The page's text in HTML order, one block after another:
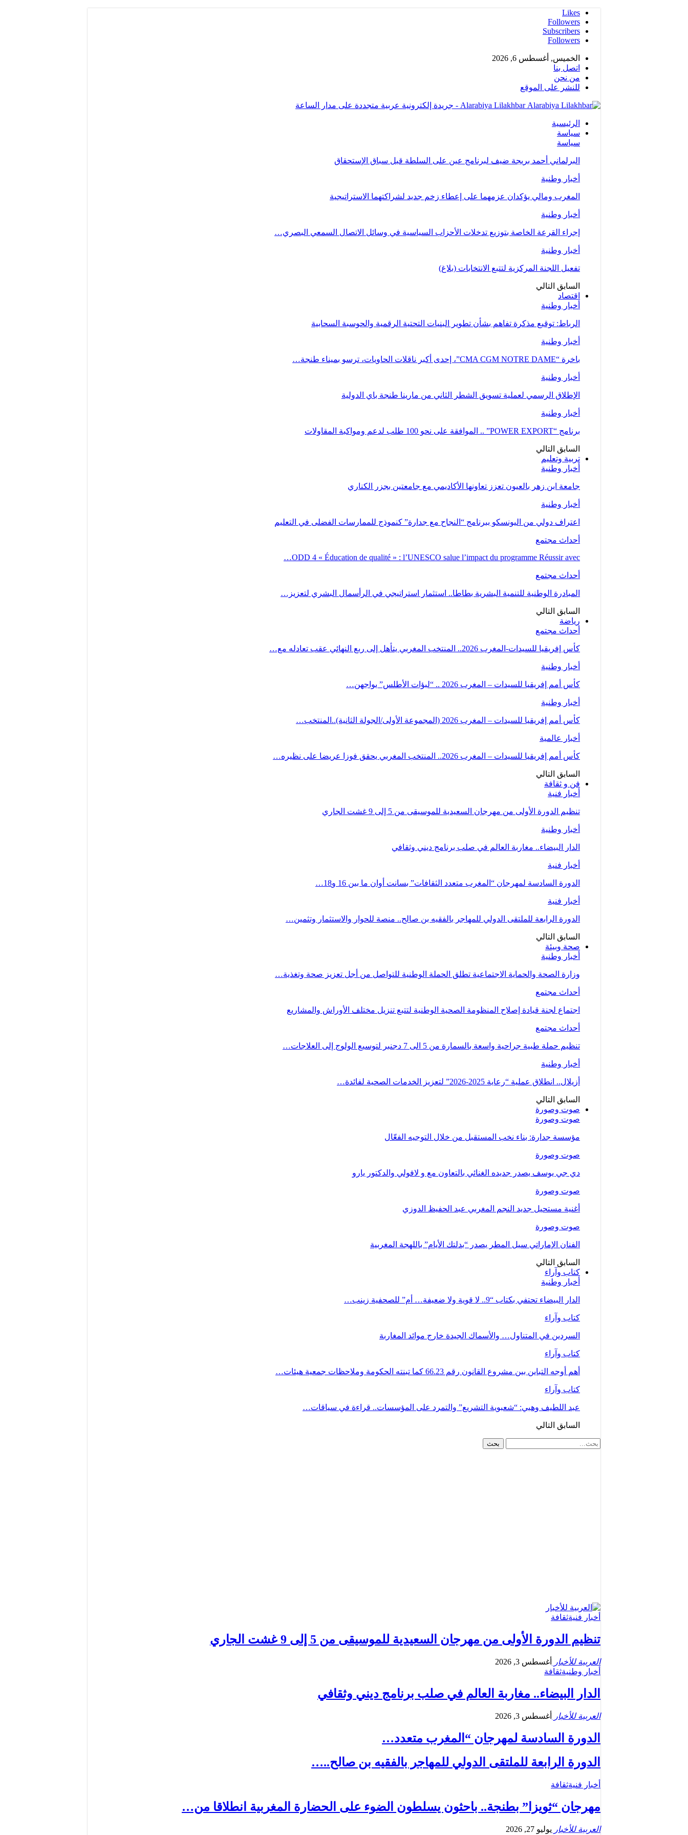
Likes
Followers
Subscribers
Followers
الخميس, أغسطس 6, 2026
اتصل بنا
من نحن
للنشر على الموقع
Alarabiya Lilakhbar - جريدة إلكترونية عربية متجددة على مدار الساعة
الرئيسية
سياسة
سياسة
البرلماني أحمد بريجة ضيف لبرنامج عين على السلطة قبل سباق الإستحقاق
أخبار وطنية
المغرب ومالي يؤكدان عزمهما على إعطاء زخم جديد لشراكتهما الاستراتيجية
أخبار وطنية
إجراء القرعة الخاصة بتوزيع تدخلات الأحزاب السياسية في وسائل الاتصال السمعي البصري…
أخبار وطنية
تفعيل اللجنة المركزية لتتبع الانتخابات (بلاغ)
السابق التالي
اقتصاد
أخبار وطنية
الرباط: توقيع مذكرة تفاهم بشأن تطوير البنيات التحتية الرقمية والحوسبة السحابية
أخبار وطنية
باخرة “CMA CGM NOTRE DAME”، إحدى أكبر ناقلات الحاويات، ترسو بميناء طنجة…
أخبار وطنية
الإطلاق الرسمي لعملية تسويق الشطر الثاني من مارينا طنجة باي الدولية
أخبار وطنية
برنامج “POWER EXPORT” .. الموافقة على نحو 100 طلب لدعم ومواكبة المقاولات
السابق التالي
تربية وتعليم
أخبار وطنية
جامعة ابن زهر بالعيون تعزز تعاونها الأكاديمي مع جامعتين بجزر الكناري
أخبار وطنية
اعتراف دولي من اليونسكو ببرنامج “النجاح مع جدارة” كنموذج للممارسات الفضلى في التعليم
أحداث مجتمع
ODD 4 « Éducation de qualité » : l’UNESCO salue l’impact du programme Réussir avec…
أحداث مجتمع
المبادرة الوطنية للتنمية البشرية بطاطا.. استثمار استراتيجي في الرأسمال البشري لتعزيز…
السابق التالي
رياضة
أحداث مجتمع
كأس إفريقيا للسيدات-المغرب 2026.. المنتخب المغربي يتأهل إلى ربع النهائي عقب تعادله مع…
أخبار وطنية
كأس أمم إفريقيا للسيدات – المغرب 2026 .. “لبؤات الأطلس” يواجهن…
أخبار وطنية
كأس أمم إفريقيا للسيدات – المغرب 2026 (المجموعة الأولى/الجولة الثانية)..المنتخب…
أخبار عالمية
كأس أمم إفريقيا للسيدات – المغرب 2026.. المنتخب المغربي يحقق فوزا عريضا على نظيره…
السابق التالي
فن و ثقافة
أخبار فنية
تنظيم الدورة الأولى من مهرجان السعيدية للموسيقى من 5 إلى 9 غشت الجاري
أخبار وطنية
الدار البيضاء.. مغاربة العالم في صلب برنامج ديني وثقافي
أخبار فنية
الدورة السادسة لمهرجان “المغرب متعدد الثقافات” بسانت أوان ما بين 16 و18…
أخبار فنية
الدورة الرابعة للملتقى الدولي للمهاجر بالفقيه بن صالح.. منصة للحوار والاستثمار وتثمين…
السابق التالي
صحة وبيئة
أخبار وطنية
وزارة الصحة والحماية الاجتماعية تطلق الحملة الوطنية للتواصل من أجل تعزيز صحة وتغذية…
أحداث مجتمع
اجتماع لجنة قيادة إصلاح المنظومة الصحية الوطنية لتتبع تنزيل مختلف الأوراش والمشاريع
أحداث مجتمع
تنظيم حملة طبية جراحية واسعة بالسمارة من 5 الى 7 دجنبر لتوسيع الولوج إلى العلاجات…
أخبار وطنية
أزيلال.. انطلاق عملية “رعاية 2025-2026” لتعزيز الخدمات الصحية لفائدة…
السابق التالي
صوت وصورة
صوت وصورة
مؤسسة جدارة: بناء نخب المستقبل من خلال التوجيه الفعّال
صوت وصورة
دي جي يوسف يصدر جديده الغنائي بالتعاون مع و لافولي والدكتور يارو
صوت وصورة
أغنية مستحيل جديد النجم المغربي عبد الحفيظ الدوزي
صوت وصورة
الفنان الإماراتي سيل المطر يصدر “بدلتك الأيام” باللهجة المغربية
السابق التالي
كتاب وآراء
أخبار وطنية
الدار البيضاء تحتفي بكتاب “9.. لا قوية ولا ضعيفة… أم” للصحفية زينب…
كتاب وآراء
السردين في المتناول… والأسماك الجيدة خارج موائد المغاربة
كتاب وآراء
أهم أوجه التباين بين مشروع القانون رقم 66.23 كما تبنته الحكومة وملاحظات جمعية هيئات…
كتاب وآراء
عبد اللطيف وهبي: “شعبوية التشريع” والتمرد على المؤسسات.. قراءة في سياقات…
السابق التالي
أخبار فنيةثقافة
تنظيم الدورة الأولى من مهرجان السعيدية للموسيقى من 5 إلى 9 غشت الجاري
العربية للأخبار
أغسطس 3, 2026
أخبار وطنيةثقافة
الدار البيضاء.. مغاربة العالم في صلب برنامج ديني وثقافي
العربية للأخبار أغسطس 3, 2026
الدورة السادسة لمهرجان “المغرب متعدد…
الدورة الرابعة للملتقى الدولي للمهاجر بالفقيه بن صالح..…
أخبار فنيةثقافة
مهرجان “ثويزا” بطنجة.. باحثون يسلطون الضوء على الحضارة المغربية انطلاقا من…
العربية للأخبار يوليو 27, 2026